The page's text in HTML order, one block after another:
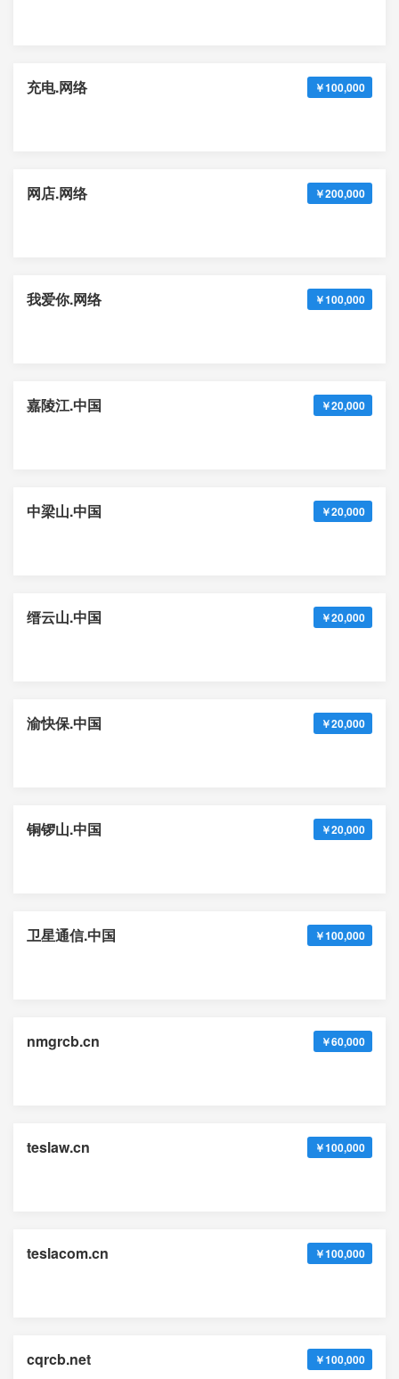
充电.网络 ￥100,000
网店.网络 ￥200,000
我爱你.网络 ￥100,000
嘉陵江.中国 ￥20,000
中梁山.中国 ￥20,000
缙云山.中国 ￥20,000
渝快保.中国 ￥20,000
铜锣山.中国 ￥20,000
卫星通信.中国 ￥100,000
nmgrcb.cn ￥60,000
teslaw.cn ￥100,000
teslacom.cn ￥100,000
cqrcb.net ￥100,000